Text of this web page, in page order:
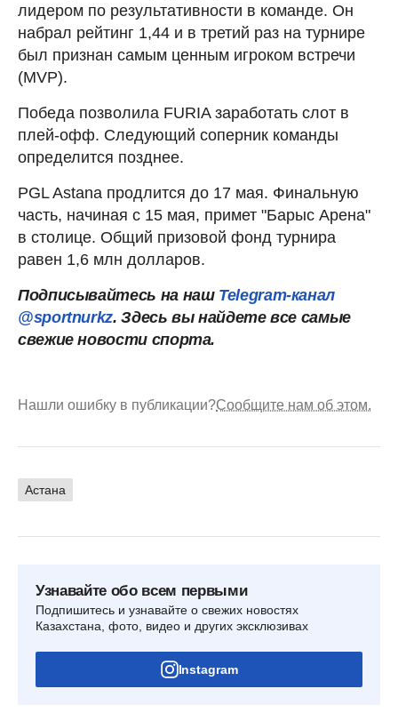
лидером по результативности в команде. Он
набрал рейтинг 1,44 и в третий раз на турнире
был признан самым ценным игроком встречи
(MVP).
Победа позволила FURIA заработать слот в
плей-офф. Следующий соперник команды
определится позднее.
PGL Astana продлится до 17 мая. Финальную
часть, начиная с 15 мая, примет "Барыс Арена"
в столице. Общий призовой фонд турнира
равен 1,6 млн долларов.
Подписывайтесь на наш Telegram-канал
@sportnurkz. Здесь вы найдете все самые
свежие новости спорта.
Нашли ошибку в публикации?Сообщите нам об этом.
Астана
Узнавайте обо всем первыми
Подпишитесь и узнавайте о свежих новостях
Казахстана, фото, видео и других эксклюзивах
Instagram